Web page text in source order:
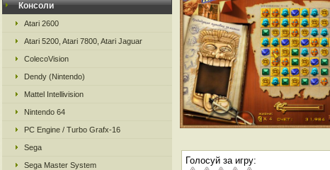
Консоли
Atari 2600
Atari 5200, Atari 7800, Atari Jaguar
ColecoVision
Dendy (Nintendo)
Mattel Intellivision
Nintendo 64
PC Engine / Turbo Grafx-16
Sega
Sega Master System Голосуй за игру: